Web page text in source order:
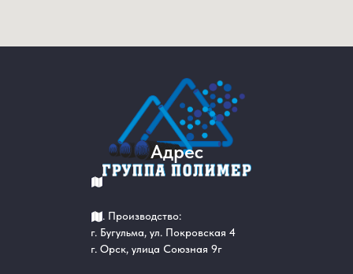
Адрес
Производство:
г. Бугульма, ул. Покровская 4
г. Орск, улица Союзная 9г